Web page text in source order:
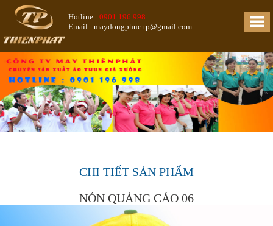
Hotline : 0901 196 998
Email : maydongphuc.tp@gmail.com
CHI TIẾT SẢN PHẨM
NÓN QUẢNG CÁO 06